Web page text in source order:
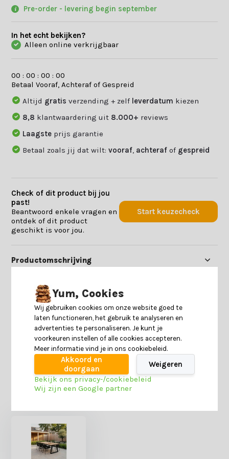
Pre-order - levering begin september
In het echt bekijken?
Alleen online verkrijgbaar
00 :00 :00 :00
Betaal Vooraf, Achteraf of Gespreid
Altijd gratisverzending + zelf leverdatum kiezen
8,8 klantwaardering uit 8.000+ reviews
Laagste prijs garantie
Betaal zoals jij dat wilt:vooraf achteraf of gespreid
Check of dit product bij jou
past!
Beantwoord enkele vragen en
ontdek of dit product
geschikt is voor jou.
Start keuzecheck
Productomschrijving
Specificaties
Reviews
Heb je nog interesse in deze recent bekeken
Yum, Cookies
Wij gebruiken cookies om onze website goed te
laten functioneren, het gebruik te analyseren en
advertenties te personaliseren. Je kunt je
voorkeuren instellen of alle cookies accepteren.
Meer informatie vind je in ons cookiebeleid.
Akkoord en
doorgaan
Weigeren
Bekijk ons privacy-/cookiebeleid
Wij zijn een Google partner